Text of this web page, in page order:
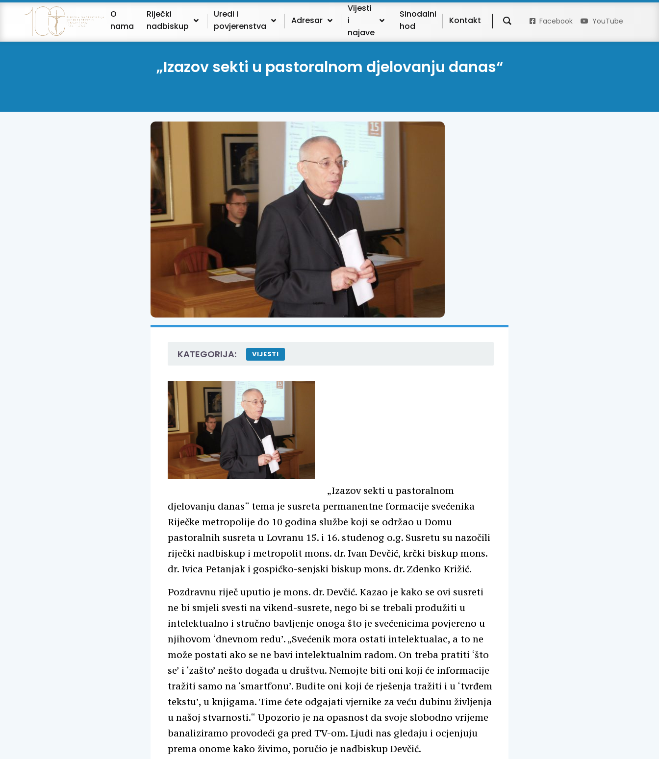
O
nama
Riječki
nadbiskup
Uredi i
povjerenstva
Adresar
Vijesti
i
najave
Sinodalni
hod
Kontakt Facebook YouTube
„Izazov sekti u pastoralnom djelovanju danas“
KATEGORIJA: VIJESTI
„Izazov sekti u pastoralnom
djelovanju danas“ tema je susreta permanentne formacije svećenika
Riječke metropolije do 10 godina službe koji se održao u Domu
pastoralnih susreta u Lovranu 15. i 16. studenog o.g. Susretu su nazočili
riječki nadbiskup i metropolit mons. dr. Ivan Devčić, krčki biskup mons.
dr. Ivica Petanjak i gospićko-senjski biskup mons. dr. Zdenko Križić.
Pozdravnu riječ uputio je mons. dr. Devčić. Kazao je kako se ovi susreti
ne bi smjeli svesti na vikend-susrete, nego bi se trebali produžiti u
intelektualno i stručno bavljenje onoga što je svećenicima povjereno u
njihovom ‘dnevnom redu’. „Svećenik mora ostati intelektualac, a to ne
može postati ako se ne bavi intelektualnim radom. On treba pratiti ‘što
se’ i ‘zašto’ nešto događa u društvu. Nemojte biti oni koji će informacije
tražiti samo na ‘smartfonu’. Budite oni koji će rješenja tražiti i u ‘tvrđem
tekstu’, u knjigama. Time ćete odgajati vjernike za veću dubinu življenja
u našoj stvarnosti.“ Upozorio je na opasnost da svoje slobodno vrijeme
banaliziramo provodeći ga pred TV-om. Ljudi nas gledaju i ocjenjuju
prema onome kako živimo, poručio je nadbiskup Devčić.